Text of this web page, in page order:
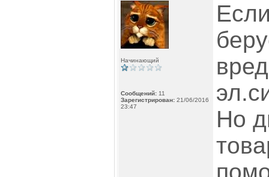
Начинающий
Сообщений: 11
Зарегистрирован: 21/06/2016
23:47
Но